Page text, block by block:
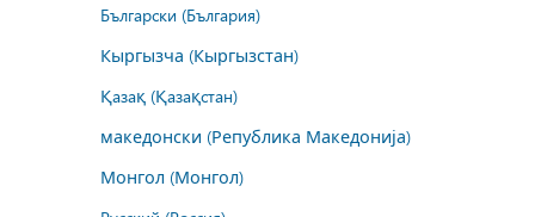
Български (България)
Кыргызча (Кыргызстан)
Қазақ (Қазақстан)
македонски (Република Македонија)
Монгол (Монгол)